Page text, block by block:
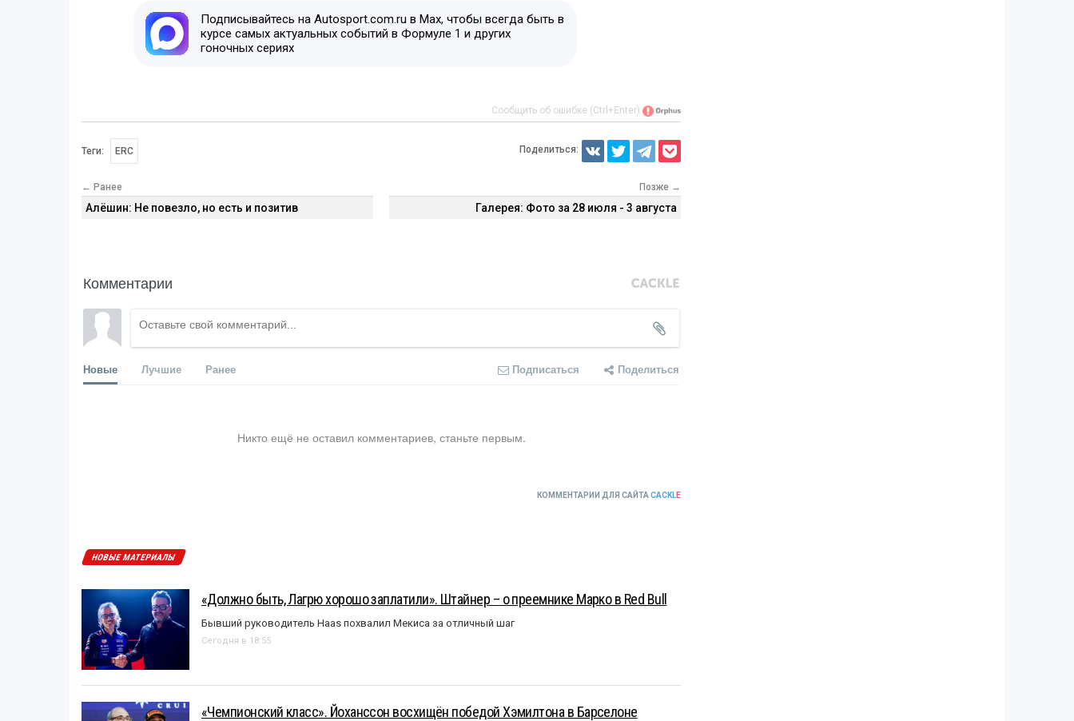
Подписывайтесь на Autosport.com.ru в Max, чтобы всегда быть в
курсе самых актуальных событий в Формуле 1 и других
гоночных сериях
Сообщить об ошибке (Ctrl+Enter)
Теги: ERC Поделиться:
← Ранее
Алёшин: Не повезло, но есть и позитив
Позже →
Галерея: Фото за 28 июля - 3 августа
Комментарии
Новые Лучшие Ранее Подписаться Поделиться
Никто ещё не оставил комментариев, станьте первым.
КОММЕНТАРИИ ДЛЯ САЙТА CACKLE
НОВЫЕ МАТЕРИАЛЫ
«Должно быть, Лагрю хорошо заплатили». Штайнер – о преемнике Марко в Red Bull
Бывший руководитель Haas похвалил Мекиса за отличный шаг
Сегодня в 18:55
«Чемпионский класс». Йоханссон восхищён победой Хэмилтона в Барселоне